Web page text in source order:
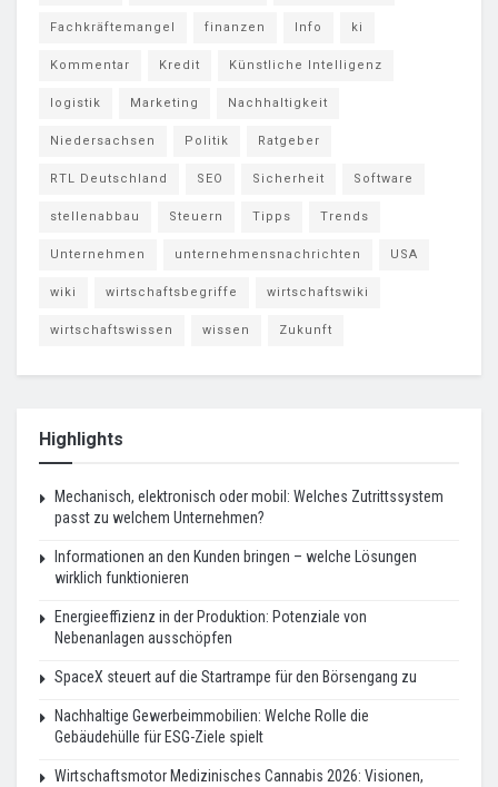
Fachkräftemangel finanzen Info ki
Kommentar Kredit Künstliche Intelligenz
logistik Marketing Nachhaltigkeit
Niedersachsen Politik Ratgeber
RTL Deutschland SEO Sicherheit Software
stellenabbau Steuern Tipps Trends
Unternehmen unternehmensnachrichten USA
wiki wirtschaftsbegriffe wirtschaftswiki
wirtschaftswissen wissen Zukunft
Highlights
Mechanisch, elektronisch oder mobil: Welches Zutrittssystem
passt zu welchem Unternehmen?
Informationen an den Kunden bringen – welche Lösungen
wirklich funktionieren
Energieeffizienz in der Produktion: Potenziale von
Nebenanlagen ausschöpfen
SpaceX steuert auf die Startrampe für den Börsengang zu
Nachhaltige Gewerbeimmobilien: Welche Rolle die
Gebäudehülle für ESG-Ziele spielt
Wirtschaftsmotor Medizinisches Cannabis 2026: Visionen,